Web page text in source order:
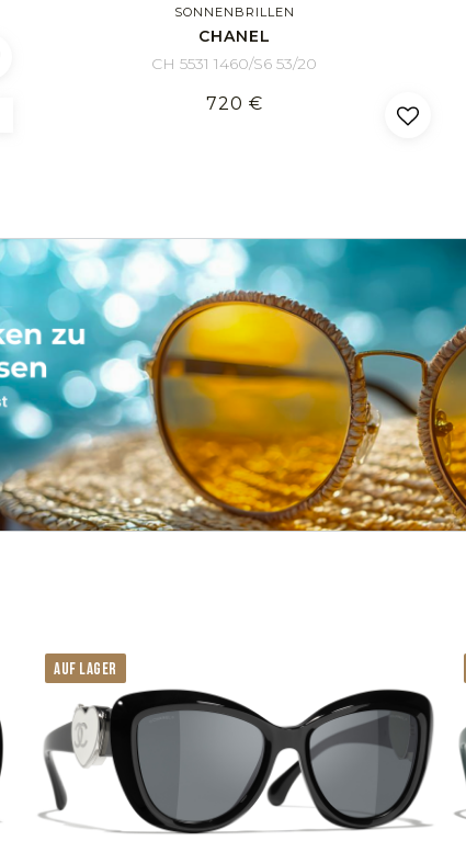
SONNENBRILLEN
CHANEL
CH 5531 1460/S6 53/20
720 €
AUF LAGER